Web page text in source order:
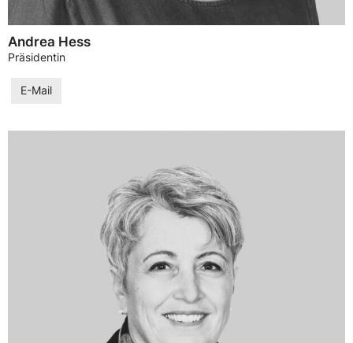
Andrea Hess
Präsidentin
E-Mail